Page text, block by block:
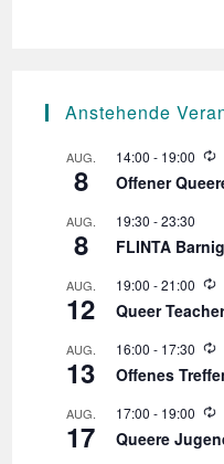
Anstehende
AUG.
8
14:00 - 19:00
W
e
r
h
o
u
g
Offener
AUG.
8
19:30 -23:30
FLINTA
AUG.
12
19:00 -21:00
W
e
e
r
o
u
Queer
AUG.
13
16:00 - 17:30
W
e
e
r
Offenes
AUG.
17
17:00 - 19:00
W
e
Queere